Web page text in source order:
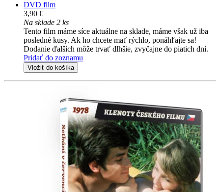
DVD film
3,90 €
Na sklade 2 ks
Tento film máme síce aktuálne na sklade, máme však už iba
posledné kusy. Ak ho chcete mať rýchlo, ponáhľajte sa!
Dodanie ďalších môže trvať dlhšie, zvyčajne do piatich dní.
Pridať do zoznamu
Vložiť do košíka